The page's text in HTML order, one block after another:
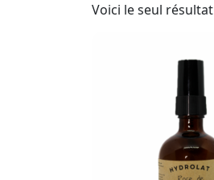
Voici le seul résultat